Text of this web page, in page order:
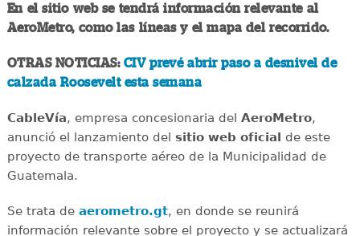
En el sitio web se tendrá información relevante al
AeroMetro, como las líneas y el mapa del recorrido.
OTRAS NOTICIAS: CIV prevé abrir paso a desnivel de
calzada Roosevelt esta semana
CableVía, empresa concesionaria del AeroMetro,
anunció el lanzamiento del sitio web oficial de este
proyecto de transporte aéreo de la Municipalidad de
Guatemala.
Se trata de aerometro.gt, en donde se reunirá
información relevante sobre el proyecto y se actualizará